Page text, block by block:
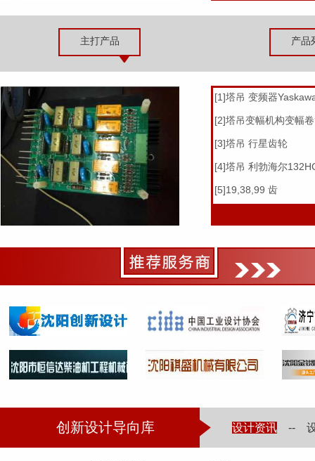
主打产品 产品
[1]塔吊 变频器
[2]塔吊变幅机构变幅
[3]塔吊 行星齿轮
[4]塔吊 利勃海尔
120HC标节
[5]19,38,99 齿
创新设计导向库 设计资讯 --